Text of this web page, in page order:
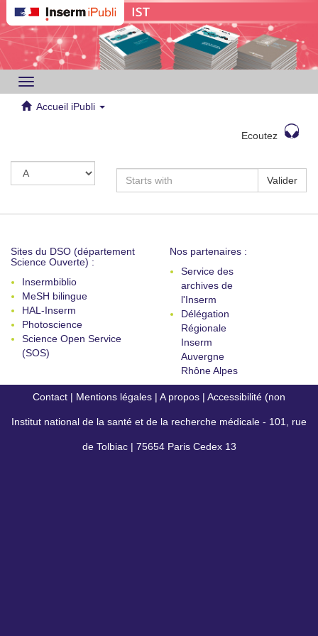
Toggle
navigation
Accueil iPubli
Ecoutez
Valider
Sites du DSO (département
Science Ouverte) :
Insermbiblio
MeSH bilingue
HAL-Inserm
Photoscience
Science Open Service
(SOS)
Nos partenaires :
Service des
archives de
l'Inserm
Délégation
Régionale
Inserm
Auvergne
Rhône Alpes
Contact | Mentions légales | A propos | Accessibilité (non
conforme)
Institut national de la santé et de la recherche médicale - 101, rue
de Tolbiac | 75654 Paris Cedex 13